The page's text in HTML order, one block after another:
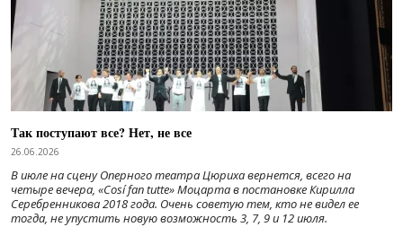
Так поступают все? Нет, не все
26.06.2026
В июле на сцену Оперного театра Цюриха вернется, всего на
четыре вечера, «Cosí fan tutte» Моцарта в постановке Кирилла
Серебренникова 2018 года. Очень советую тем, кто не видел ее
тогда, не упустить новую возможность 3, 7, 9 и 12 июля.